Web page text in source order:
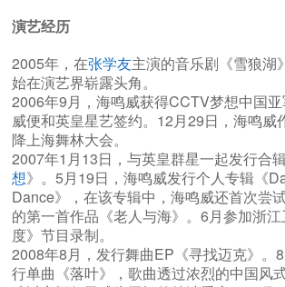
演艺经历
2005年，在张学友主演的音乐剧《雪狼湖
始在演艺界崭露头角。
2006年9月，海鸣威获得CCTV梦想中国
威便和英皇星艺签约。12月29日，海鸣威
降上海舞林大会。
2007年1月13日，与英皇群星一起发行合
想》。5月19日，海鸣威发行个人专辑《
Dance》，在该专辑中，海鸣威还首次尝
的第一首作品《老人与海》。6月参加浙
度》节目录制。
2008年8月，发行舞曲EP《寻找迈克》。
行单曲《落叶》，歌曲透过浓烈的中国风